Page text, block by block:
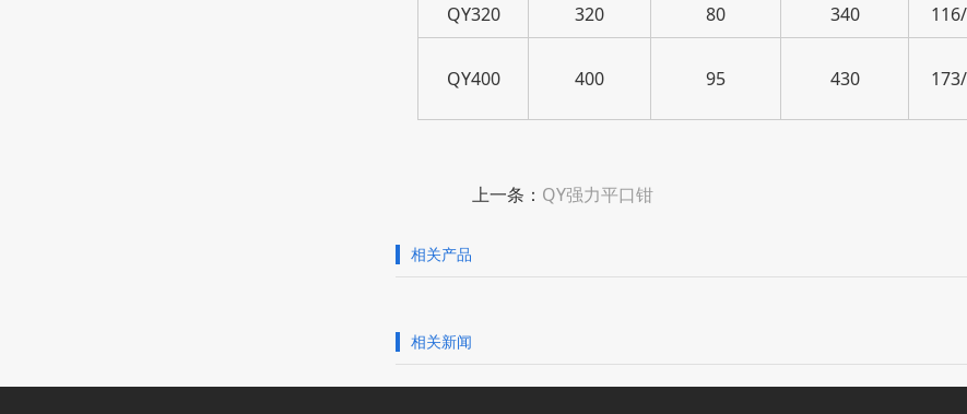
QY320
320 80 340
QY400 400 95 430
上一条： QY强力平口钳
相关产品
相关新闻